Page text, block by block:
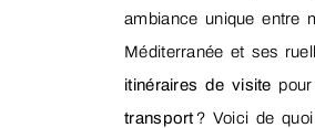
ambiance unique entre
Méditerranée et ses
itinéraires de visite
transport? Voici de